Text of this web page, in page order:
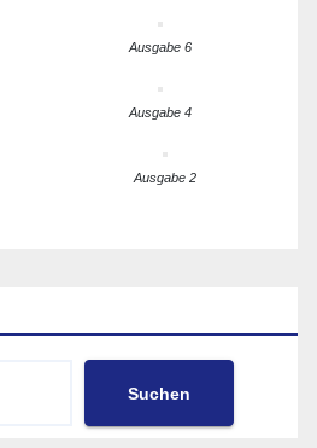
Ausgabe 6
Ausgabe 4
Ausgabe 2
Suchen